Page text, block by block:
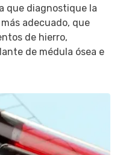
que diagnostique la
adecuado, que
de hierro,
de médula ósea e